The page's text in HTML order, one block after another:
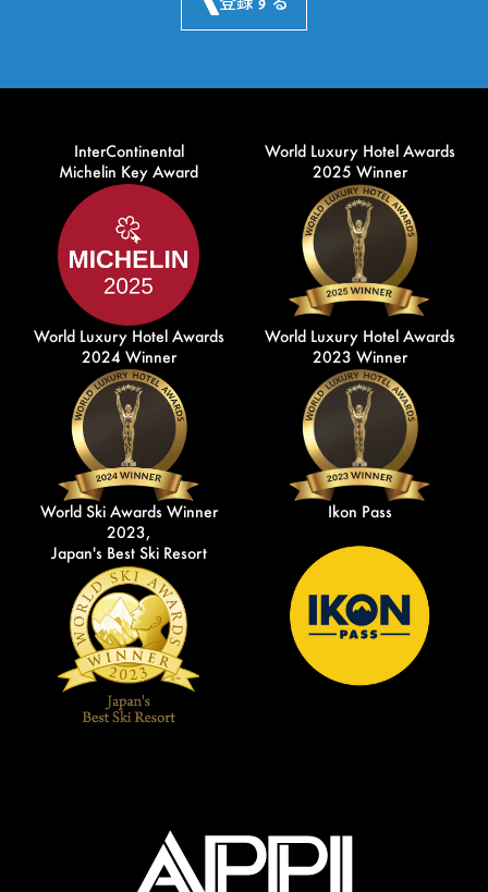
InterContinental
Michelin Key Award
World Luxury Hotel Awards
2025 Winner
World Luxury Hotel Awards
2024 Winner
World Luxury Hotel Awards
2023 Winner
World Ski Awards Winner
2023,
Japan's Best Ski Resort
Ikon Pass